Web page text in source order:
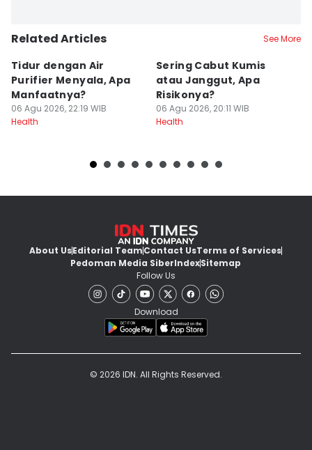
Related Articles See More
Tidur dengan Air
Purifier Menyala, Apa
Manfaatnya?
06 Agu 2026, 22:19 WIB
Health
Sering Cabut Kumis
atau Janggut, Apa
Risikonya?
06 Agu 2026, 20:11 WIB
Health
About UsEditorial TeamContact UsTerms of Services
Pedoman Media SiberIndexSitemap
Follow Us
Download
© 2026 IDN. All Rights Reserved.